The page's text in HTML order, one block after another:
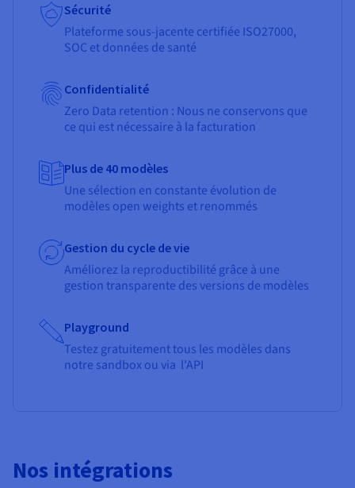
Sécurité
Plateforme sous-jacente certifiée ISO27000,
SOC et données de santé
Confidentialité
Zero Data retention : Nous ne conservons que
ce qui est nécessaire à la facturation
Plus de 40 modèles
Une sélection en constante évolution de
modèles open weights et renommés
Gestion du cycle de vie
Améliorez la reproductibilité grâce à une
gestion transparente des versions de modèles
Playground
Testez gratuitement tous les modèles dans
notre sandbox ou via l'API
Nos intégrations